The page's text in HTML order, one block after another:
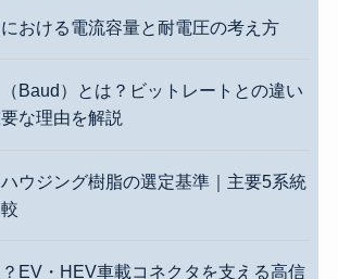
おける電流容量と耐電圧の考え方
Baud）とは？ビットレートとの違い
な理由を解説
ウジング樹脂の選定基準｜主要5系統
EV・HEV車載コネクタを支える高信